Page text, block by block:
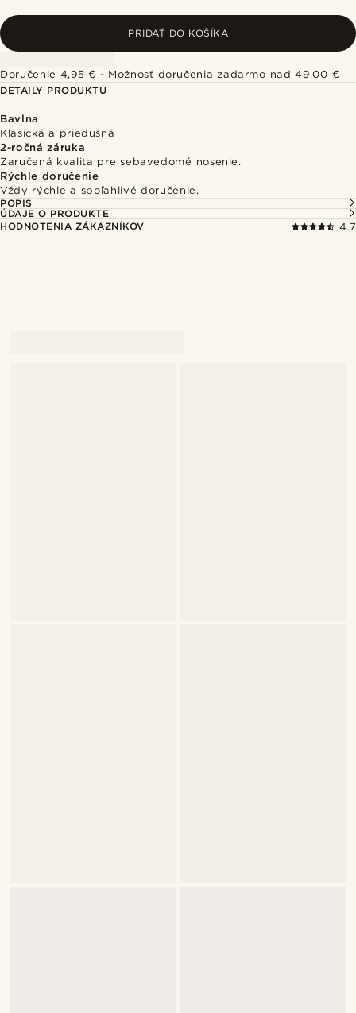
PRIDAŤ DO KOŠÍKA
Doručenie 4,95 € - Možnosť doručenia zadarmo nad 49,00 €
DETAILY PRODUKTU
Bavlna
Klasická a priedušná
2-ročná záruka
Zaručená kvalita pre sebavedomé nosenie.
Rýchle doručenie
Vždy rýchle a spoľahlivé doručenie.
POPIS
ÚDAJE O PRODUKTE
HODNOTENIA ZÁKAZNÍKOV
4.7